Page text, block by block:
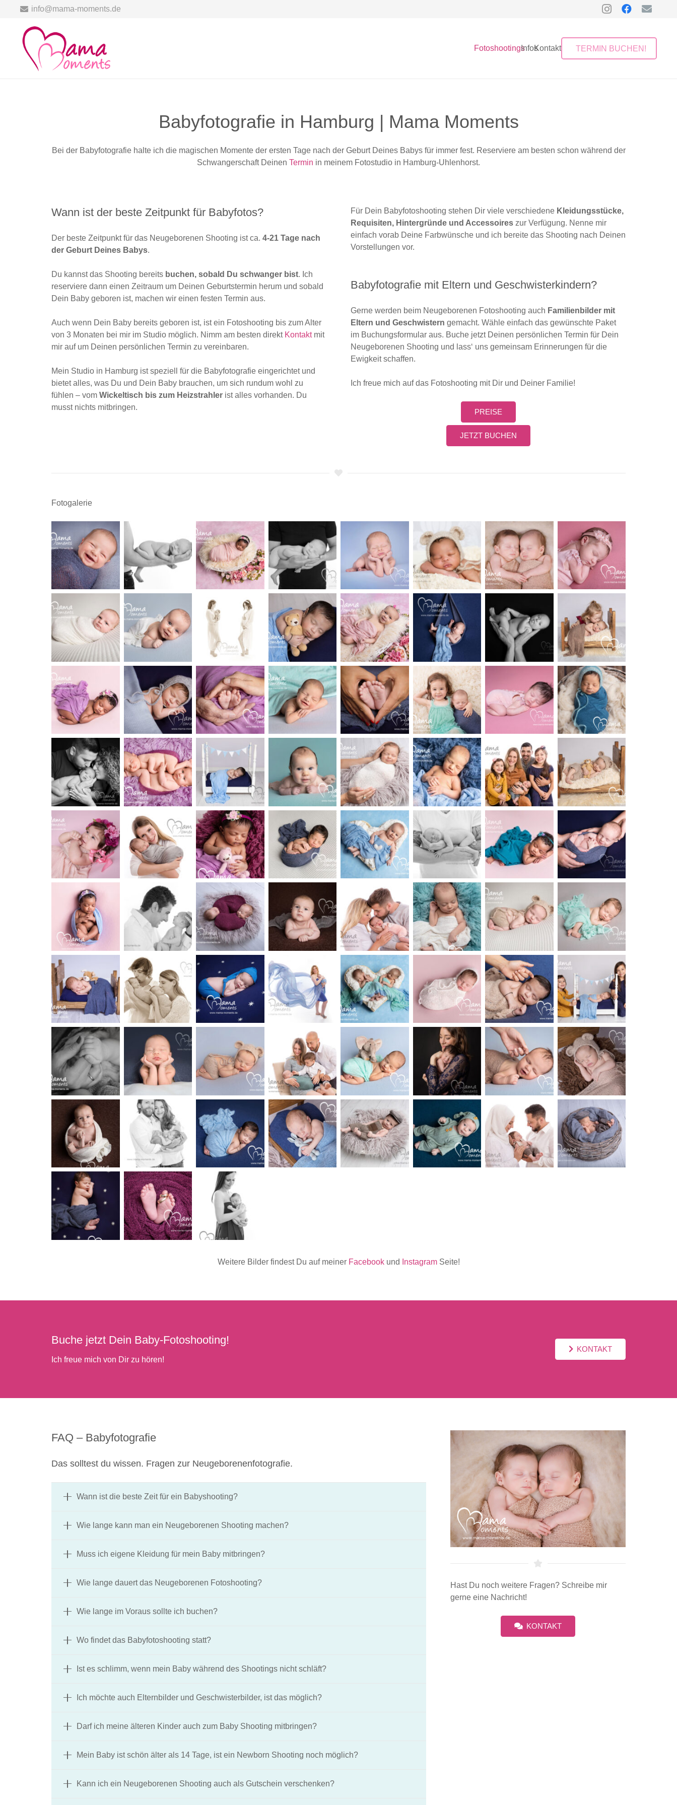
info@mama-moments.de
FotoshootingsInfosKontakt TERMIN BUCHEN!
Babyfotografie in Hamburg | Mama Moments
Bei der Babyfotografie halte ich die magischen Momente der ersten Tage nach der Geburt Deines Babys für immer fest. Reserviere am besten schon während der
Schwangerschaft Deinen Termin in meinem Fotostudio in Hamburg-Uhlenhorst.
Wann ist der beste Zeitpunkt für Babyfotos?
Der beste Zeitpunkt für das Neugeborenen Shooting ist ca. 4-21 Tage nach
der Geburt Deines Babys.
Du kannst das Shooting bereits buchen, sobald Du schwanger bist. Ich
reserviere dann einen Zeitraum um Deinen Geburtstermin herum und sobald
Dein Baby geboren ist, machen wir einen festen Termin aus.
Auch wenn Dein Baby bereits geboren ist, ist ein Fotoshooting bis zum Alter
von 3 Monaten bei mir im Studio möglich. Nimm am besten direkt Kontaktmit
mir auf um Deinen persönlichen Termin zu vereinbaren.
Mein Studio in Hamburg ist speziell für die Babyfotografie eingerichtet und
bietet alles, was Du und Dein Baby brauchen, um sich rundum wohl zu
fühlen – vom Wickeltisch bis zum Heizstrahler ist alles vorhanden. Du
musst nichts mitbringen.
Für Dein Babyfotoshooting stehen Dir viele verschiedene Kleidungsstücke,
Requisiten, Hintergründe und Accessoires zur Verfügung. Nenne mir
einfach vorab Deine Farbwünsche und ich bereite das Shooting nach Deinen
Vorstellungen vor.
Babyfotografie mit Eltern und Geschwisterkindern?
Gerne werden beim Neugeborenen Fotoshooting auch Familienbilder mit
Eltern und Geschwistern gemacht. Wähle einfach das gewünschte Paket
im Buchungsformular aus. Buche jetzt Deinen persönlichen Termin für Dein
Neugeborenen Shooting und lass‘ uns gemeinsam Erinnerungen für die
Ewigkeit schaffen.
Ich freue mich auf das Fotoshooting mit Dir und Deiner Familie!
PREISE
JETZT BUCHEN
Fotogalerie
Weitere Bilder findest Du auf meiner Facebookund InstagramSeite!
Buche jetzt Dein Baby-Fotoshooting!
Ich freue mich von Dir zu hören!
KONTAKT
FAQ – Babyfotografie
Das solltest du wissen. Fragen zur Neugeborenenfotografie.
Wann ist die beste Zeit für ein Babyshooting?
Wie lange kann man ein Neugeborenen Shooting machen?
Muss ich eigene Kleidung für mein Baby mitbringen?
Wie lange dauert das Neugeborenen Fotoshooting?
Wie lange im Voraus sollte ich buchen?
Wo findet das Babyfotoshooting statt?
Ist es schlimm, wenn mein Baby während des Shootings nicht schläft?
Ich möchte auch Elternbilder und Geschwisterbilder, ist das möglich?
Darf ich meine älteren Kinder auch zum Baby Shooting mitbringen?
Mein Baby ist schön älter als 14 Tage, ist ein Newborn Shooting noch möglich?
Kann ich ein Neugeborenen Shooting auch als Gutschein verschenken?
Hast Du noch weitere Fragen? Schreibe mir
gerne eine Nachricht!
KONTAKT